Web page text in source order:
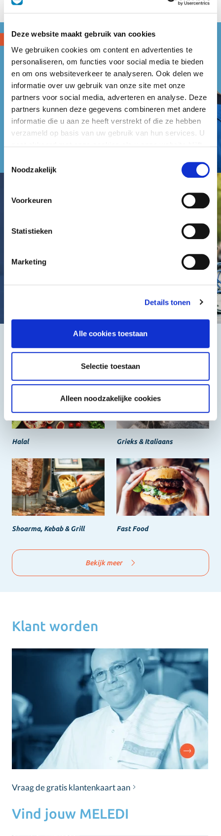
Deze website maakt gebruik van cookies
We gebruiken cookies om content en advertenties te
personaliseren, om functies voor social media te bieden
en om ons websiteverkeer te analyseren. Ook delen we
informatie over uw gebruik van onze site met onze
partners voor social media, adverteren en analyse. Deze
partners kunnen deze gegevens combineren met andere
informatie die u aan ze heeft verstrekt of die ze hebben
verzameld op basis van uw gebruik van hun services. U
Noodzakelijk
Voorkeuren
Statistieken
Marketing
Details tonen
Alle cookies toestaan
Selectie toestaan
Alleen noodzakelijke cookies
Het beste, de goedkoopste
Halal Grieks & Italiaans
Shoarma, Kebab & Grill Fast Food
Bekijk meer
Klant worden
Vraag de gratis klantenkaart aan
Vind jouw MELEDI